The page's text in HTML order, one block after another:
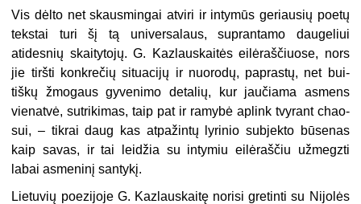
Vis dėlto net skausmingai atviri ir intymūs geriausių poetų
tekstai turi šį tą universalaus, suprantamo daugeliui
atidesnių skaitytojų. G. Kazlauskaitės eilėraščiuose, nors
jie tiršti konkrečių situacijų ir nuorodų, paprastų, net bui­
tiškų žmogaus gyvenimo detalių, kur jaučiama asmens
vienatvė, sutrikimas, taip pat ir ramybė aplink tvyrant chao­
sui, – tikrai daug kas atpažintų lyrinio subjekto būsenas
kaip savas, ir tai leidžia su intymiu eilėraščiu užmegzti
labai asmeninį santykį.
Lietuvių poezijoje G. Kazlauskaitę norisi gretinti su Nijolės